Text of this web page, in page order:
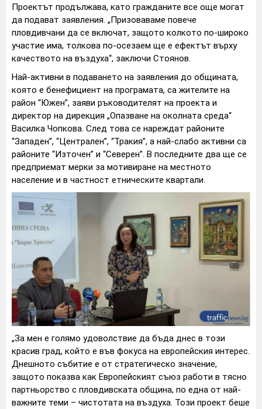
Проектът продължава, като гражданите все още могат
да подават заявления. „Призоваваме повече
пловдивчани да се включат, защото колкото по-широко
участие има, толкова по-осезаем ще е ефектът върху
качеството на въздуха“, заключи Стоянов.
Най-активни в подаването на заявления до общината,
която е бенефициент на програмата, са жителите на
район “Южен”, заяви ръководителят на проекта и
директор на дирекция „Опазване на околната среда“
Василка Чопкова. След това се нареждат районите
“Западен”, “Централен”, “Тракия”, а най-слабо активни са
районите “Източен” и “Северен”. В последните два ще се
предприемат мерки за мотивиране на местното
население и в частност етническите квартали.
„За мен е голямо удоволствие да бъда днес в този
красив град, който е във фокуса на европейския интерес.
Днешното събитие е от стратегическо значение,
защото показва как Европейският съюз работи в тясно
партньорство с пловдивската община, по една от най-
важните теми – чистотата на въздуха. Този проект беше